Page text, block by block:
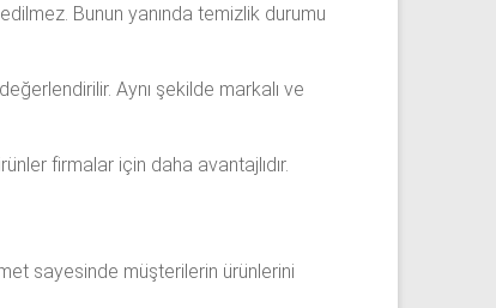
Bunun yanında temizlik durumu
Aynı şekilde markalı ve
firmalar için daha avantajlıdır.
sayesinde müşterilerin ürünlerini